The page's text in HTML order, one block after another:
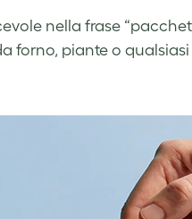
nella frase
forno, piante o